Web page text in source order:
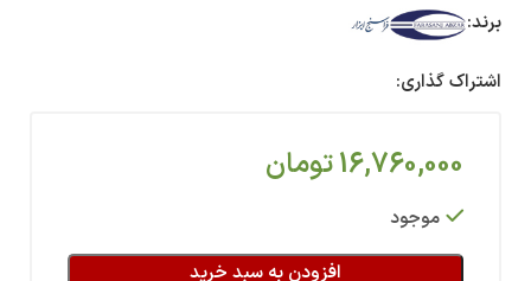
برند:
اشتراک گذاری:
16,760,000تومان
موجود
افزودن به سبد خرید